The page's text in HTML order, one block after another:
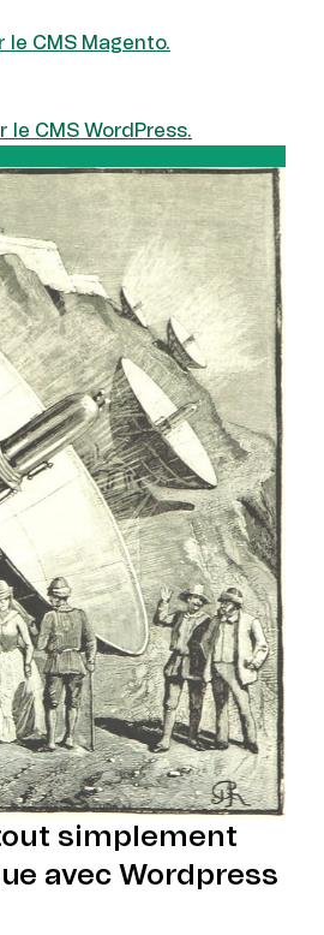
le CMS Magento.
le CMS WordPress.
simplement
avec Wordpress